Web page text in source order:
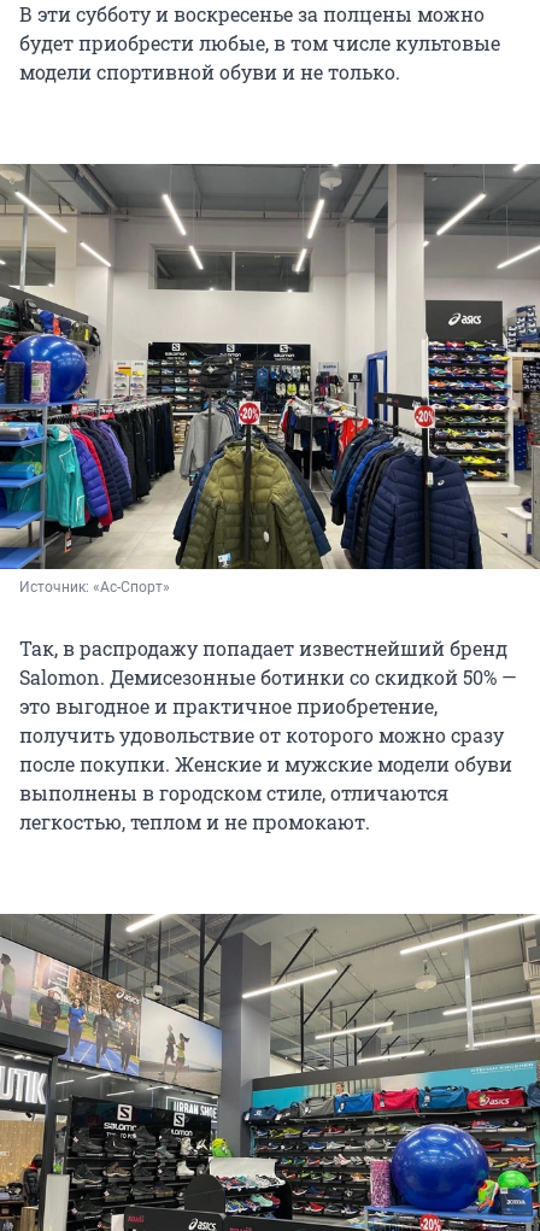
В эти субботу и воскресенье за полцены можно
будет приобрести любые, в том числе культовые
модели спортивной обуви и не только.
Источник: «Ас-Спорт»
Так, в распродажу попадает известнейший бренд
Salomon. Демисезонные ботинки со скидкой 50% —
это выгодное и практичное приобретение,
получить удовольствие от которого можно сразу
после покупки. Женские и мужские модели обуви
выполнены в городском стиле, отличаются
легкостью, теплом и не промокают.